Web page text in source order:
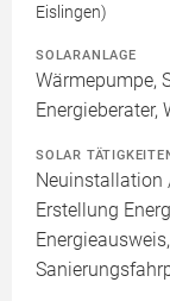
Eislingen)
SOLARANLAGE
Wärmepumpe,
SOLAR
Neuinstallation
Erstellung